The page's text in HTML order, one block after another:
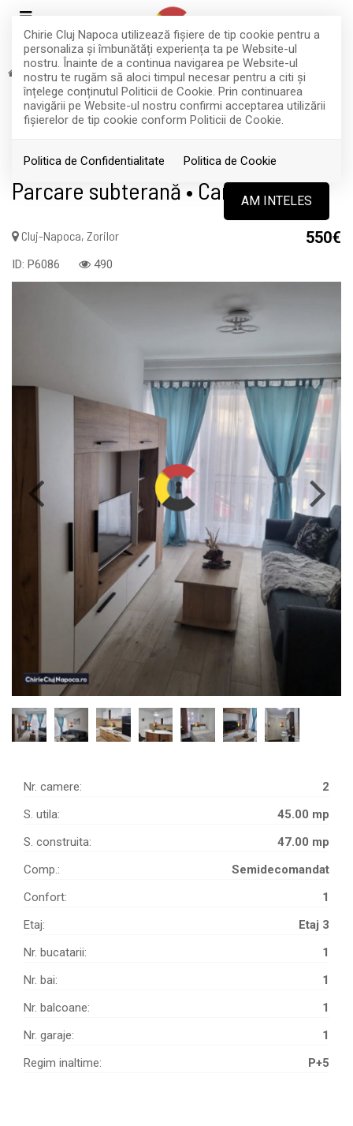
Chirie Cluj Napoca utilizează fişiere de tip cookie pentru a
personaliza și îmbunătăți experiența ta pe Website-ul
nostru. Înainte de a continua navigarea pe Website-ul
nostru te rugăm să aloci timpul necesar pentru a citi și
înțelege conținutul Politicii de Cookie. Prin continuarea
navigării pe Website-ul nostru confirmi acceptarea utilizării
fişierelor de tip cookie conform Politicii de Cookie.
Politica de Confidentialitate Politica de Cookie
AM INTELES
Inchiriere Apartamente Cluj-Napoca Zorilor
Acest anunt nu mai este activ !
Apartament modern cu 2 camere •
Parcare subterană • Cartier Zorilor
Cluj-Napoca, Zorilor 550€
ID: P6086 490
RETRAS
Nr. camere:
2
S. utila:
45.00 mp
S. construita:
47.00 mp
Comp.:
Semidecomandat
Confort:
1
Etaj:
Etaj 3
Nr. bucatarii:
1
Nr. bai:
1
Nr. balcoane:
1
Nr. garaje:
1
Regim inaltime:
P+5